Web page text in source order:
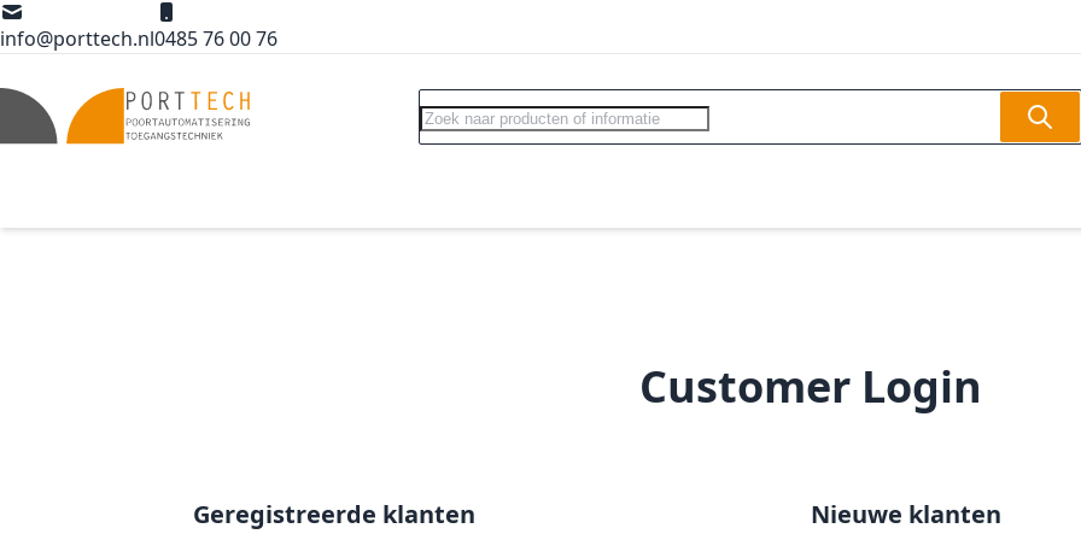
Ga naar de inhoud
info@porttech.nl0485 76 00 76
Search Search
Customer Login
Geregistreerde klanten Nieuwe klanten